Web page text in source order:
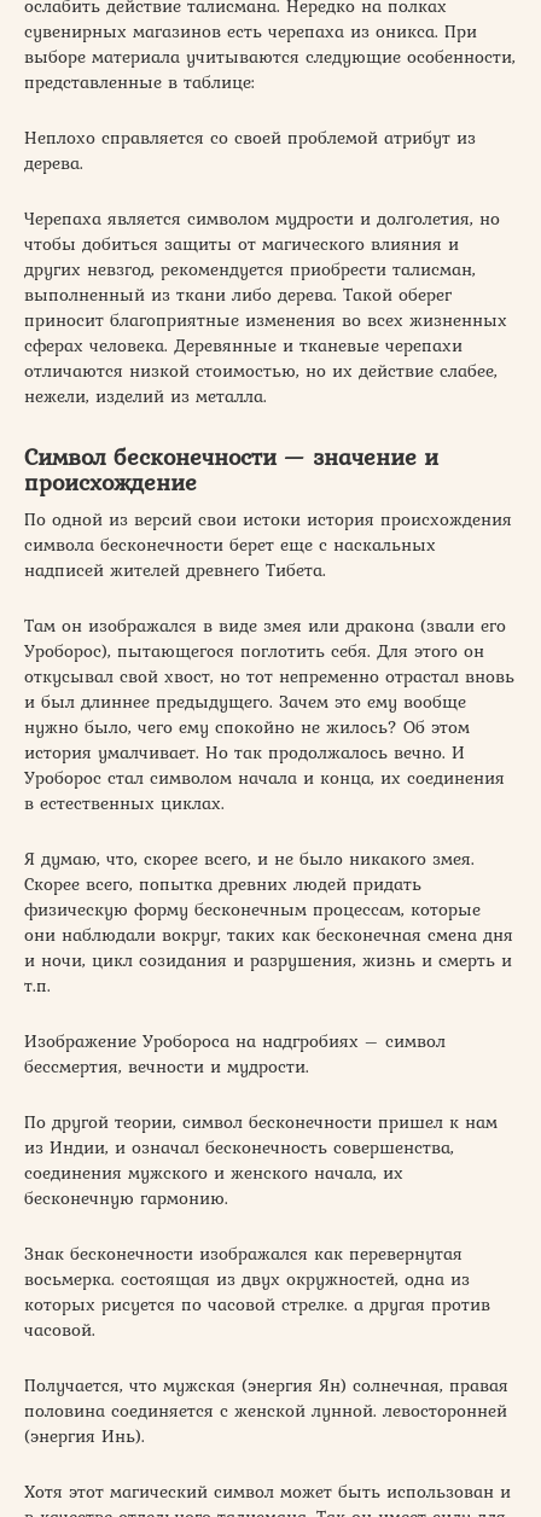
ослабить действие талисмана. Нередко на полках
сувенирных магазинов есть черепаха из оникса. При
выборе материала учитываются следующие особенности,
представленные в таблице:
Неплохо справляется со своей проблемой атрибут из
дерева.
Черепаха является символом мудрости и долголетия, но
чтобы добиться защиты от магического влияния и
других невзгод, рекомендуется приобрести талисман,
выполненный из ткани либо дерева. Такой оберег
приносит благоприятные изменения во всех жизненных
сферах человека. Деревянные и тканевые черепахи
отличаются низкой стоимостью, но их действие слабее,
нежели, изделий из металла.
Символ бесконечности — значение и
происхождение
По одной из версий свои истоки история происхождения
символа бесконечности берет еще с наскальных
надписей жителей древнего Тибета.
Там он изображался в виде змея или дракона (звали его
Уроборос), пытающегося поглотить себя. Для этого он
откусывал свой хвост, но тот непременно отрастал вновь
и был длиннее предыдущего. Зачем это ему вообще
нужно было, чего ему спокойно не жилось? Об этом
история умалчивает. Но так продолжалось вечно. И
Уроборос стал символом начала и конца, их соединения
в естественных циклах.
Я думаю, что, скорее всего, и не было никакого змея.
Скорее всего, попытка древних людей придать
физическую форму бесконечным процессам, которые
они наблюдали вокруг, таких как бесконечная смена дня
и ночи, цикл созидания и разрушения, жизнь и смерть и
т.п.
Изображение Уробороса на надгробиях – символ
бессмертия, вечности и мудрости.
По другой теории, символ бесконечности пришел к нам
из Индии, и означал бесконечность совершенства,
соединения мужского и женского начала, их
бесконечную гармонию.
Знак бесконечности изображался как перевернутая
восьмерка. состоящая из двух окружностей, одна из
которых рисуется по часовой стрелке. а другая против
часовой.
Получается, что мужская (энергия Ян) солнечная, правая
половина соединяется с женской лунной. левосторонней
(энергия Инь).
Хотя этот магический символ может быть использован и